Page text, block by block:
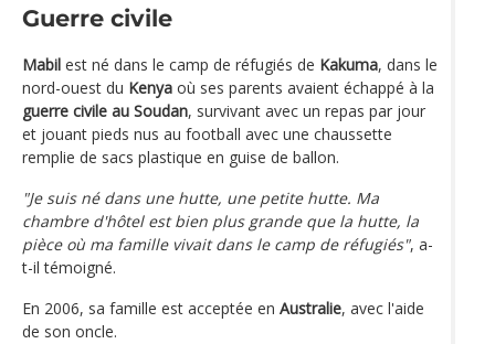
Guerre civile
Mabil est né dans le camp de réfugiés de Kakuma, dans le
nord-ouest du Kenya où ses parents avaient échappé à la
guerre civile au Soudan, survivant avec un repas par jour
et jouant pieds nus au football avec une chaussette
remplie de sacs plastique en guise de ballon.
"Je suis né dans une hutte, une petite hutte. Ma
chambre d'hôtel est bien plus grande que la hutte, la
pièce où ma famille vivait dans le camp de réfugiés", a-
t-il témoigné.
En 2006, sa famille est acceptée en Australie, avec l'aide
de son oncle.